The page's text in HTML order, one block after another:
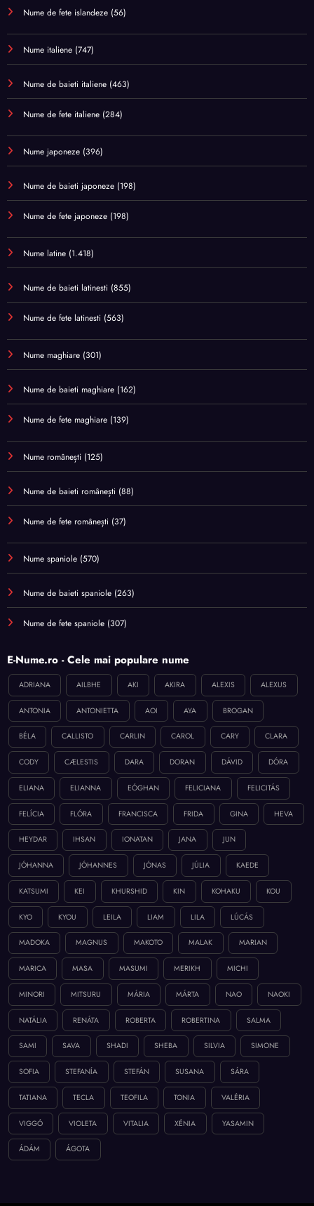
Nume de fete islandeze (56)
Nume italiene (747)
Nume de baieti italiene (463)
Nume de fete italiene (284)
Nume japoneze (396)
Nume de baieti japoneze (198)
Nume de fete japoneze (198)
Nume latine (1.418)
Nume de baieti latinesti (855)
Nume de fete latinesti (563)
Nume maghiare (301)
Nume de baieti maghiare (162)
Nume de fete maghiare (139)
Nume românești (125)
Nume de baieti românești (88)
Nume de fete românești (37)
Nume spaniole (570)
Nume de baieti spaniole (263)
Nume de fete spaniole (307)
E-Nume.ro - Cele mai populare nume
ADRIANA AILBHE AKI AKIRA ALEXIS ALEXUS
ANTONIA ANTONIETTA AOI AYA BROGAN
BÉLA CALLISTO CARLIN CAROL CARY CLARA
CODY CÆLESTIS DARA DORAN DÁVID DÓRA
ELIANA ELIANNA EÓGHAN FELICIANA FELICITÁS
FELÍCIA FLÓRA FRANCISCA FRIDA GINA HEVA
HEYDAR IHSAN IONATAN JANA JUN
JÓHANNA JÓHANNES JÓNAS JÚLIA KAEDE
KATSUMI KEI KHURSHID KIN KOHAKU KOU
KYO KYOU LEILA LIAM LILA LÚCÁS
MADOKA MAGNUS MAKOTO MALAK MARIAN
MARICA MASA MASUMI MERIKH MICHI
MINORI MITSURU MÁRIA MÁRTA NAO NAOKI
NATÁLIA RENÁTA ROBERTA ROBERTINA SALMA
SAMI SAVA SHADI SHEBA SILVIA SIMONE
SOFIA STEFANÍA STEFÁN SUSANA SÁRA
TATIANA TECLA TEOFILA TONIA VALÉRIA
VIGGÓ VIOLETA VITALIA XÉNIA YASAMIN
ÁDÁM ÁGOTA